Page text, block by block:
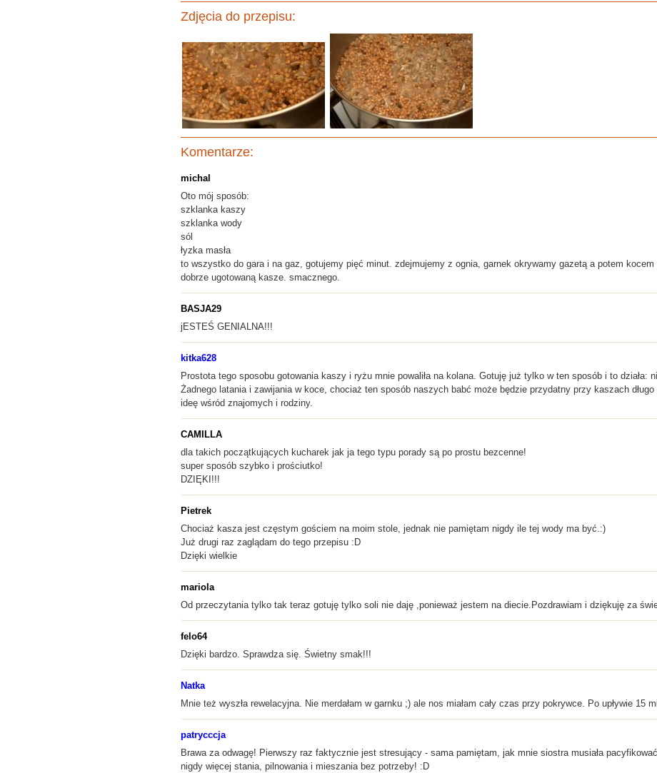
Zdjęcia do przepisu:
Komentarze:
michal
Oto mój sposób:
szklanka kaszy
szklanka wody
sól
łyzka masła
to wszystko do gara i na gaz, gotujemy pięć minut. zdejmujemy z ognia, garnek okrywamy gazetą a potem
dobrze ugotowaną kasze. smacznego.
BASJA29
jESTEŚ GENIALNA!!!
kitka628
Prostota tego sposobu gotowania kaszy i ryżu mnie powaliła na kolana. Gotuję już tylko w ten sposób i to
Żadnego latania i zawijania w koce, chociaż ten sposób naszych babć może będzie przydatny przy kaszach
ideę wśród znajomych i rodziny.
CAMILLA
dla takich początkujących kucharek jak ja tego typu porady są po prostu bezcenne!
super sposób szybko i prościutko!
DZIĘKI!!!
Pietrek
Chociaż kasza jest częstym gościem na moim stole, jednak nie pamiętam nigdy ile tej wody ma być.:)
Już drugi raz zaglądam do tego przepisu :D
Dzięki wielkie
mariola
Od przeczytania tylko tak teraz gotuję tylko soli nie daję ,ponieważ jestem na diecie.Pozdrawiam i dziękuję za
felo64
Dzięki bardzo. Sprawdza się. Świetny smak!!!
Natka
Mnie też wyszła rewelacyjna. Nie merdałam w garnku ;) ale nos miałam cały czas przy pokrywce. Po upływie 15
patrycccja
Brawa za odwagę! Pierwszy raz faktycznie jest stresujący - sama pamiętam, jak mnie siostra musiała
nigdy więcej stania, pilnowania i mieszania bez potrzeby! :D